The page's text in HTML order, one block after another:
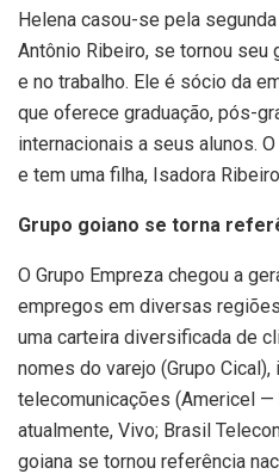
Helena casou-se pela
Antônio Ribeiro, se tornou seu
e no trabalho. Ele é sócio da
que oferece graduação, pós-
internacionais a seus alunos.
e tem uma filha, Isadora
Grupo goiano se torna
O Grupo Empreza chegou a
empregos em diversas
uma carteira diversificada de
nomes do varejo (Grupo Cical),
telecomunicações (Americel —
atualmente, Vivo; Brasil
goiana se tornou referência